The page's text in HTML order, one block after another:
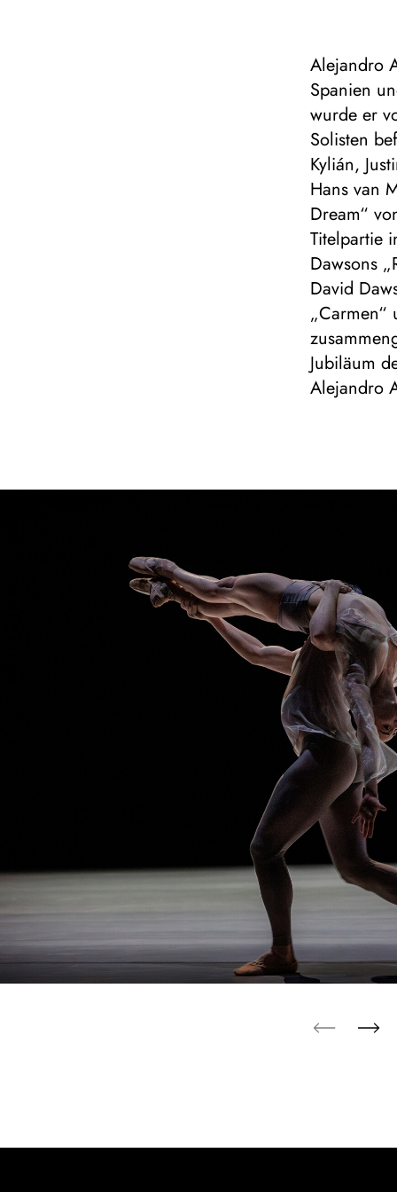
Alejandro
Spanien
wurde er
Solisten
Kylián,
Hans van
Dream“
Titelpartie
Dawsons
David
„Carmen“
Jubiläum
Alejandro